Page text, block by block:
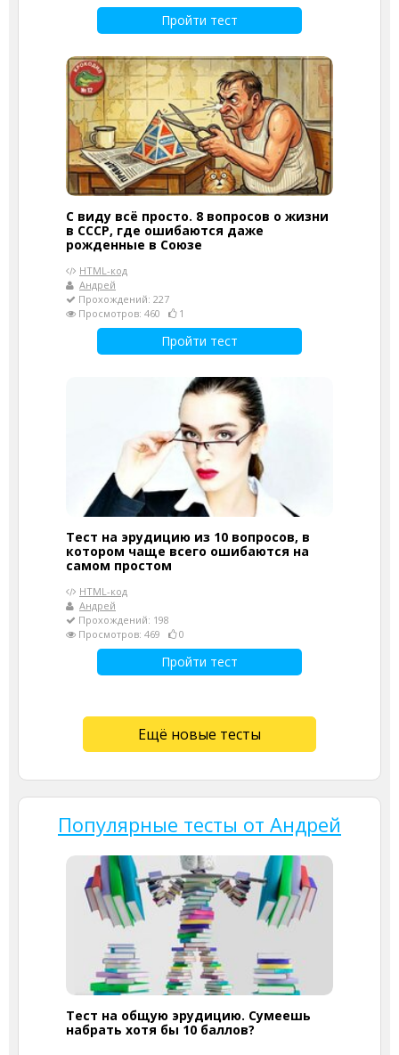
Пройти тест
С виду всё просто. 8 вопросов о жизни
в СССР, где ошибаются даже
рожденные в Союзе
HTML-код
Андрей
Прохождений: 227
Просмотров: 460
1
Пройти тест
Тест на эрудицию из 10 вопросов, в
котором чаще всего ошибаются на
самом простом
HTML-код
Андрей
Прохождений: 198
Просмотров: 469
0
Пройти тест
Ещё новые тесты
Популярные тесты от Андрей
Тест на общую эрудицию. Сумеешь
набрать хотя бы 10 баллов?